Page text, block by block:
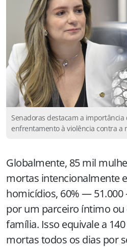
Senadoras destacam a
enfrentamento à violência contra a
Globalmente, 85 mil
mortas intencionalmente
homicídios, 60% —
por um parceiro íntimo
família. Isso equivale a
mortas todos os dias por